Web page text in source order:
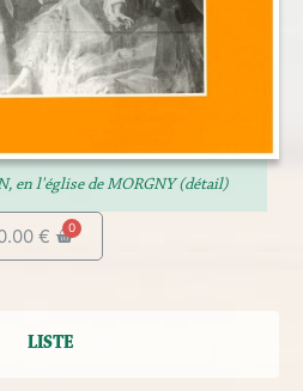
en l'église de MORGNY (détail)
€
LISTE